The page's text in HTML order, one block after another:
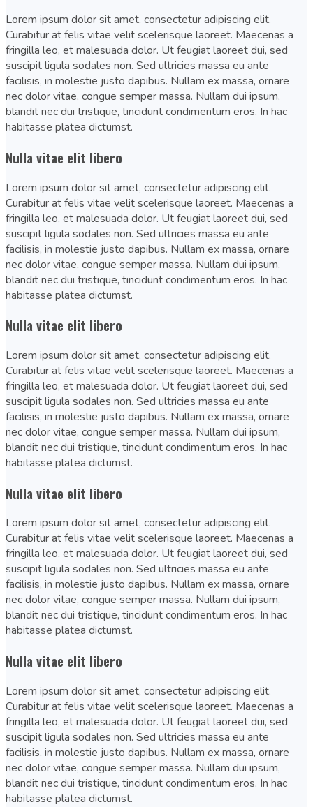
Lorem ipsum dolor sit amet, consectetur adipiscing elit.
Curabitur at felis vitae velit scelerisque laoreet. Maecenas a
fringilla leo, et malesuada dolor. Ut feugiat laoreet dui, sed
suscipit ligula sodales non. Sed ultricies massa eu ante
facilisis, in molestie justo dapibus. Nullam ex massa, ornare
nec dolor vitae, congue semper massa. Nullam dui ipsum,
blandit nec dui tristique, tincidunt condimentum eros. In hac
habitasse platea dictumst.
Nulla vitae elit libero
Lorem ipsum dolor sit amet, consectetur adipiscing elit.
Curabitur at felis vitae velit scelerisque laoreet. Maecenas a
fringilla leo, et malesuada dolor. Ut feugiat laoreet dui, sed
suscipit ligula sodales non. Sed ultricies massa eu ante
facilisis, in molestie justo dapibus. Nullam ex massa, ornare
nec dolor vitae, congue semper massa. Nullam dui ipsum,
blandit nec dui tristique, tincidunt condimentum eros. In hac
habitasse platea dictumst.
Nulla vitae elit libero
Lorem ipsum dolor sit amet, consectetur adipiscing elit.
Curabitur at felis vitae velit scelerisque laoreet. Maecenas a
fringilla leo, et malesuada dolor. Ut feugiat laoreet dui, sed
suscipit ligula sodales non. Sed ultricies massa eu ante
facilisis, in molestie justo dapibus. Nullam ex massa, ornare
nec dolor vitae, congue semper massa. Nullam dui ipsum,
blandit nec dui tristique, tincidunt condimentum eros. In hac
habitasse platea dictumst.
Nulla vitae elit libero
Lorem ipsum dolor sit amet, consectetur adipiscing elit.
Curabitur at felis vitae velit scelerisque laoreet. Maecenas a
fringilla leo, et malesuada dolor. Ut feugiat laoreet dui, sed
suscipit ligula sodales non. Sed ultricies massa eu ante
facilisis, in molestie justo dapibus. Nullam ex massa, ornare
nec dolor vitae, congue semper massa. Nullam dui ipsum,
blandit nec dui tristique, tincidunt condimentum eros. In hac
habitasse platea dictumst.
Nulla vitae elit libero
Lorem ipsum dolor sit amet, consectetur adipiscing elit.
Curabitur at felis vitae velit scelerisque laoreet. Maecenas a
fringilla leo, et malesuada dolor. Ut feugiat laoreet dui, sed
suscipit ligula sodales non. Sed ultricies massa eu ante
facilisis, in molestie justo dapibus. Nullam ex massa, ornare
nec dolor vitae, congue semper massa. Nullam dui ipsum,
blandit nec dui tristique, tincidunt condimentum eros. In hac
habitasse platea dictumst.